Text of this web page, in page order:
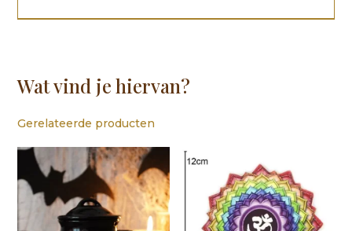
Wat vind je hiervan?
Gerelateerde producten